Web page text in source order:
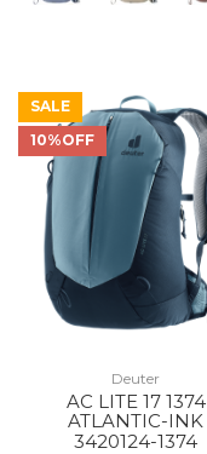
SALE
10%OFF
Deuter
AC LITE 17 1374
ATLANTIC-INK
3420124-1374